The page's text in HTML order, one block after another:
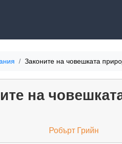
Законите на човешката
на
Робърт Грийн